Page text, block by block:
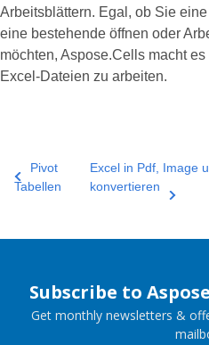
Arbeitsblättern. Egal, ob Sie
eine bestehende öffnen oder
möchten, Aspose.Cells macht
Excel-Dateien zu arbeiten.
Pivot
Tabellen
Excel in Pdf, Image
konvertieren
Subscribe to
Get monthly newsletters &